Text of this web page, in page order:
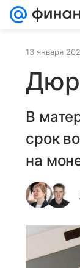
13 января
В
срок
на